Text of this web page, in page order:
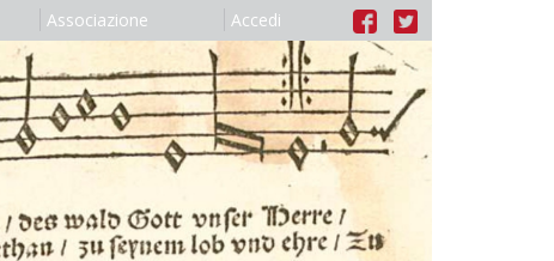
Associazione Accedi